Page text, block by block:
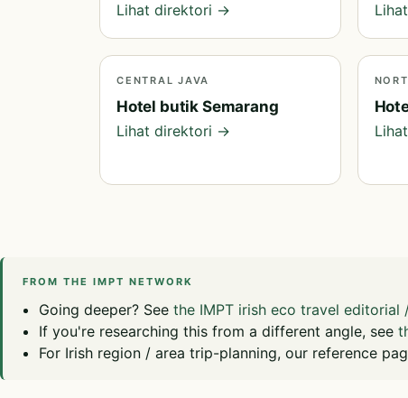
Lihat direktori →
CENTRAL JAVA
Hotel butik Semarang
Lihat direktori →
FROM THE IMPT NETWORK
Going deeper? See the IMPT irish eco travel
If you're researching this from a different angle, see
For Irish region / area trip-planning, our reference